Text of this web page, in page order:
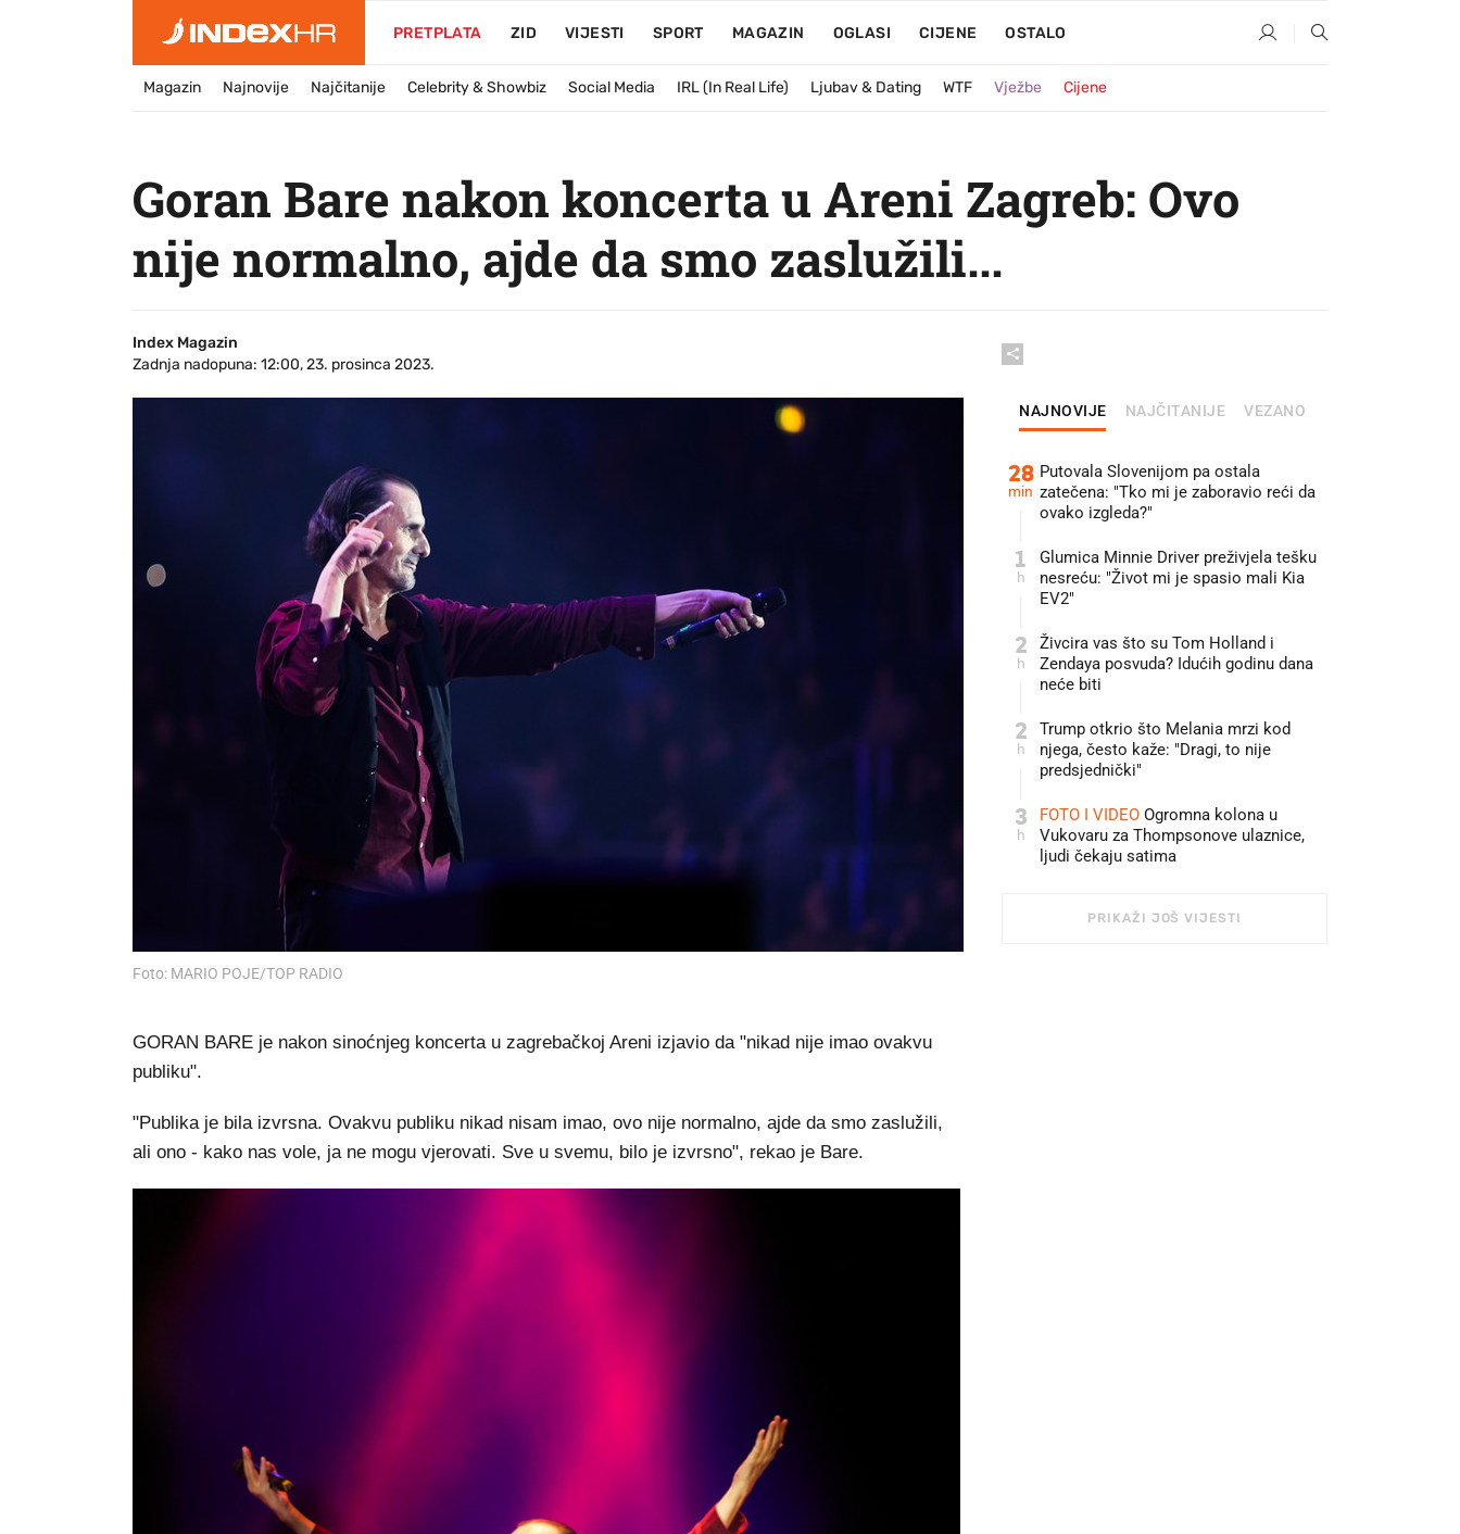
PRETPLATA ZID VIJESTI SPORT MAGAZIN OGLASI CIJENE OSTALO
Magazin Najnovije Najčitanije Celebrity & Showbiz Social Media IRL (In Real Life) Ljubav & Dating WTF Vježbe Cijene
Goran Bare nakon koncerta u Areni Zagreb: Ovo
nije normalno, ajde da smo zaslužili...
Index Magazin
Zadnja nadopuna: 12:00, 23. prosinca 2023.
Foto: MARIO POJE/TOP RADIO
GORAN BARE je nakon sinoćnjeg koncerta u zagrebačkoj Areni izjavio da "nikad nije imao ovakvu
publiku".
"Publika je bila izvrsna. Ovakvu publiku nikad nisam imao, ovo nije normalno, ajde da smo zaslužili,
ali ono - kako nas vole, ja ne mogu vjerovati. Sve u svemu, bilo je izvrsno", rekao je Bare.
NAJNOVIJE NAJČITANIJE VEZANO
28
min
Putovala Slovenijom pa ostala
zatečena: "Tko mi je zaboravio reći da
ovako izgleda?"
1
h
Glumica Minnie Driver preživjela tešku
nesreću: "Život mi je spasio mali Kia
EV2"
2
h
Živcira vas što su Tom Holland i
Zendaya posvuda? Idućih godinu dana
neće biti
2
h
Trump otkrio što Melania mrzi kod
njega, često kaže: "Dragi, to nije
predsjednički"
3
h
FOTO I VIDEO Ogromna kolona u
Vukovaru za Thompsonove ulaznice,
ljudi čekaju satima
PRIKAŽI JOŠ VIJESTI